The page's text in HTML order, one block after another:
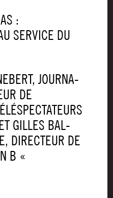
:
SER­VICE DU
JOUR­NA­
DE
GILLES BAL­
DIREC­TEUR DE
B «